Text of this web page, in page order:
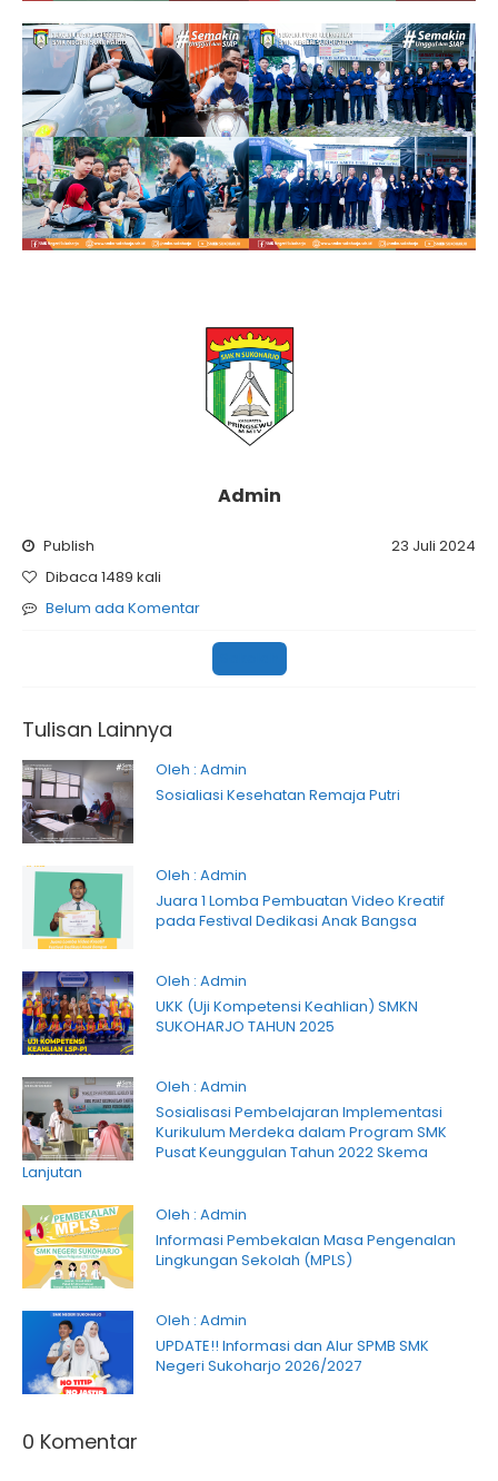
Admin
Publish
23 Juli 2024
Dibaca 1489 kali
Belum ada Komentar
Tulisan Lainnya
Oleh : Admin
Sosialiasi Kesehatan Remaja Putri
Oleh : Admin
Juara 1 Lomba Pembuatan Video Kreatif
pada Festival Dedikasi Anak Bangsa
Oleh : Admin
UKK (Uji Kompetensi Keahlian) SMKN
SUKOHARJO TAHUN 2025
Oleh : Admin
Sosialisasi Pembelajaran Implementasi
Kurikulum Merdeka dalam Program SMK
Pusat Keunggulan Tahun 2022 Skema
Lanjutan
Oleh : Admin
Informasi Pembekalan Masa Pengenalan
Lingkungan Sekolah (MPLS)
Oleh : Admin
UPDATE!! Informasi dan Alur SPMB SMK
Negeri Sukoharjo 2026/2027
0 Komentar